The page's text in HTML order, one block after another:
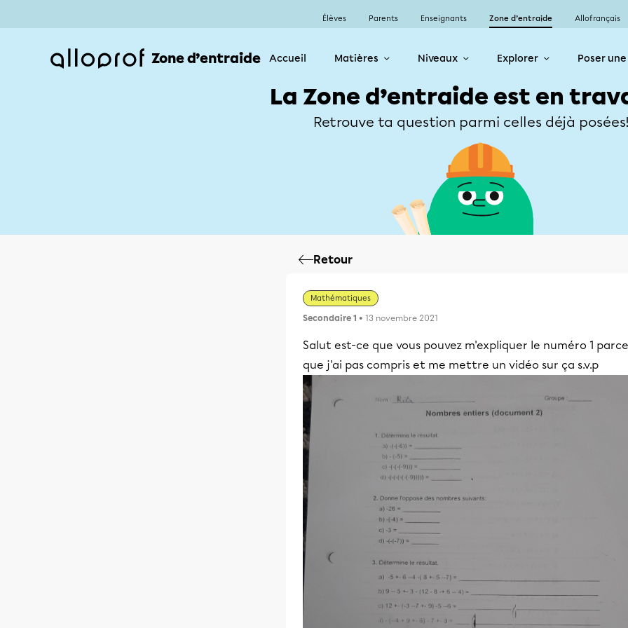
Élèves Parents Enseignants Zone d’entraide Allofrançais
Zone d’entraide Accueil Matières Niveaux Explorer Poser
La Zone d’entraide est en
Retrouve ta question parmi celles déjà
Retour
Mathématiques
Secondaire 1 • 13 novembre 2021
Salut est-ce que vous pouvez m'expliquer le numéro 1 parce
que j'ai pas compris et me mettre un vidéo sur ça s.v.p